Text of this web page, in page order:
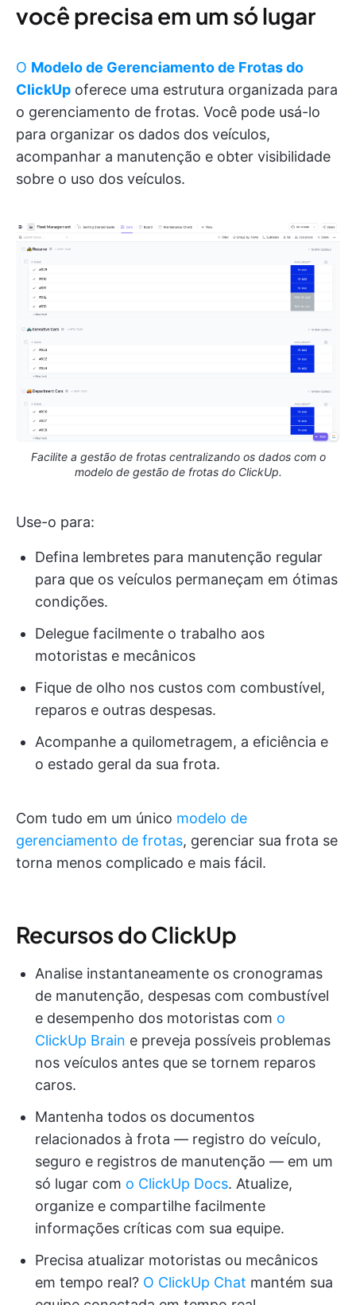
você precisa em um só lugar
O Modelo de Gerenciamento de Frotas do
ClickUp oferece uma estrutura organizada para
o gerenciamento de frotas. Você pode usá-lo
para organizar os dados dos veículos,
acompanhar a manutenção e obter visibilidade
sobre o uso dos veículos.
Facilite a gestão de frotas centralizando os dados com o
modelo de gestão de frotas do ClickUp.
Use-o para:
Defina lembretes para manutenção regular
para que os veículos permaneçam em ótimas
condições.
Delegue facilmente o trabalho aos
motoristas e mecânicos
Fique de olho nos custos com combustível,
reparos e outras despesas.
Acompanhe a quilometragem, a eficiência e
o estado geral da sua frota.
Com tudo em um único modelo de
gerenciamento de frotas, gerenciar sua frota se
torna menos complicado e mais fácil.
Recursos do ClickUp
Analise instantaneamente os cronogramas
de manutenção, despesas com combustível
e desempenho dos motoristas com o
ClickUp Brain e preveja possíveis problemas
nos veículos antes que se tornem reparos
caros.
Mantenha todos os documentos
relacionados à frota — registro do veículo,
seguro e registros de manutenção — em um
só lugar com o ClickUp Docs. Atualize,
organize e compartilhe facilmente
informações críticas com sua equipe.
Precisa atualizar motoristas ou mecânicos
em tempo real? O ClickUp Chat mantém sua